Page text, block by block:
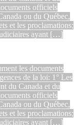
officiels
ou du Québec,
et les proclamations;
ayant […]
les documents
de la loi: 1° Les
du Canada et du
officiels
ou du Québec,
et les proclamations;
ayant […]